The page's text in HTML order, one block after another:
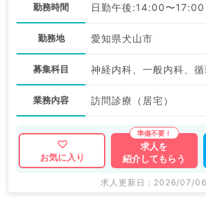
勤務時間 日勤午後:14:00〜17:00
勤務地 愛知県犬山市
募集科目
業務内容 訪問診療（居宅）
お気に入り
求人を
紹介してもらう
求人更新日 : 2026/07/06